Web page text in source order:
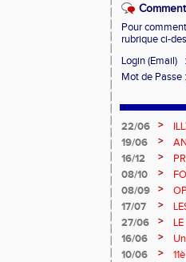
Pour
rubrique ci-
Login (Email)
:
Mot de Passe :
22/06 >
19/06
>
16/12
>
08/10
>
08/09
>
17/07
>
27/06 >
!
16/06 >
10/06 >